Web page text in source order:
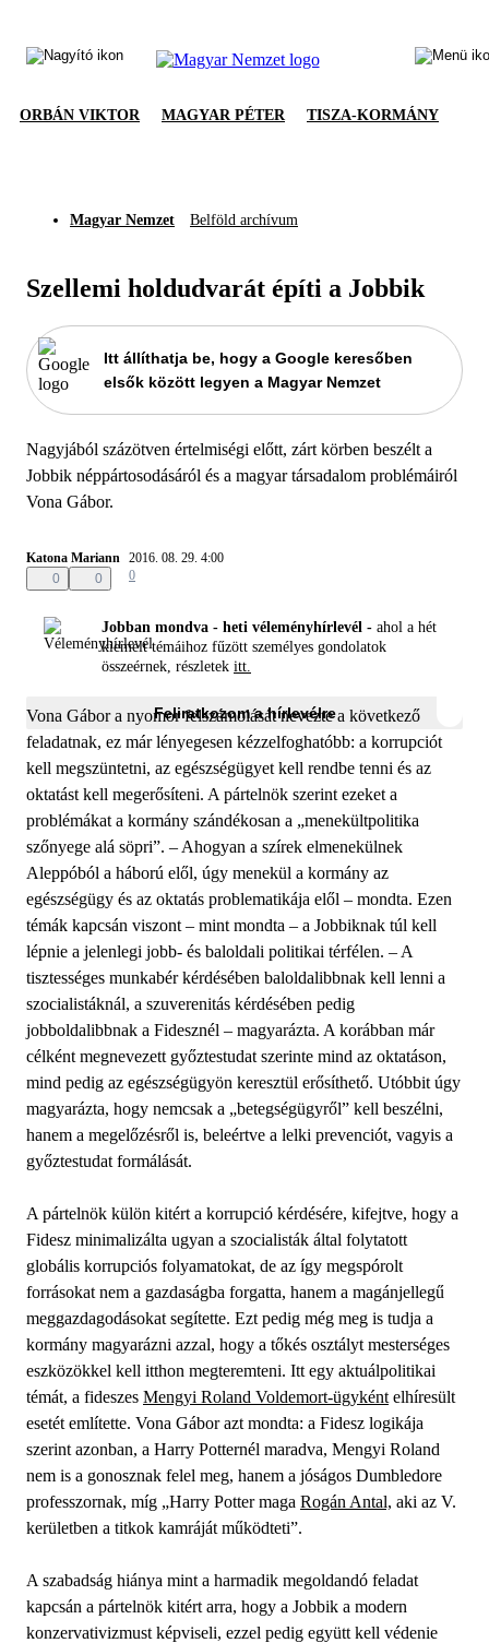
ORBÁN VIKTOR MAGYAR PÉTER TISZA-KORMÁNY
Magyar Nemzet Belföld archívum
Szellemi holdudvarát építi a Jobbik
Itt állíthatja be, hogy a Google keresőben
elsők között legyen a Magyar Nemzet
Nagyjából százötven értelmiségi előtt, zárt körben beszélt a
Jobbik néppártosodásáról és a magyar társadalom problémáiról
Vona Gábor.
Katona Mariann 2016. 08. 29. 4:00
0
0 0
Jobban mondva - heti véleményhírlevél - ahol a hét
kiemelt témáihoz fűzött személyes gondolatok
összeérnek, részletek itt.
Feliratkozom a hírlevélre
Vona Gábor a nyomor felszámolását nevezte a következő
feladatnak, ez már lényegesen kézzelfoghatóbb: a korrupciót
kell megszüntetni, az egészségügyet kell rendbe tenni és az
oktatást kell megerősíteni. A pártelnök szerint ezeket a
problémákat a kormány szándékosan a „menekültpolitika
szőnyege alá söpri”. – Ahogyan a szírek elmenekülnek
Aleppóból a háború elől, úgy menekül a kormány az
egészségügy és az oktatás problematikája elől – mondta. Ezen
témák kapcsán viszont – mint mondta – a Jobbiknak túl kell
lépnie a jelenlegi jobb- és baloldali politikai térfélen. – A
tisztességes munkabér kérdésében baloldalibbnak kell lenni a
szocialistáknál, a szuverenitás kérdésében pedig
jobboldalibbnak a Fidesznél – magyarázta. A korábban már
célként megnevezett győztestudat szerinte mind az oktatáson,
mind pedig az egészségügyön keresztül erősíthető. Utóbbit úgy
magyarázta, hogy nemcsak a „betegségügyről” kell beszélni,
hanem a megelőzésről is, beleértve a lelki prevenciót, vagyis a
győztestudat formálását.
A pártelnök külön kitért a korrupció kérdésére, kifejtve, hogy a
Fidesz minimalizálta ugyan a szocialisták által folytatott
globális korrupciós folyamatokat, de az így megspórolt
forrásokat nem a gazdaságba forgatta, hanem a magánjellegű
meggazdagodásokat segítette. Ezt pedig még meg is tudja a
kormány magyarázni azzal, hogy a tőkés osztályt mesterséges
eszközökkel kell itthon megteremteni. Itt egy aktuálpolitikai
témát, a fideszes Mengyi Roland Voldemort-ügyként elhíresült
esetét említette. Vona Gábor azt mondta: a Fidesz logikája
szerint azonban, a Harry Potternél maradva, Mengyi Roland
nem is a gonosznak felel meg, hanem a jóságos Dumbledore
professzornak, míg „Harry Potter maga Rogán Antal, aki az V.
kerületben a titkok kamráját működteti”.
A szabadság hiánya mint a harmadik megoldandó feladat
kapcsán a pártelnök kitért arra, hogy a Jobbik a modern
konzervativizmust képviseli, ezzel pedig együtt kell védenie